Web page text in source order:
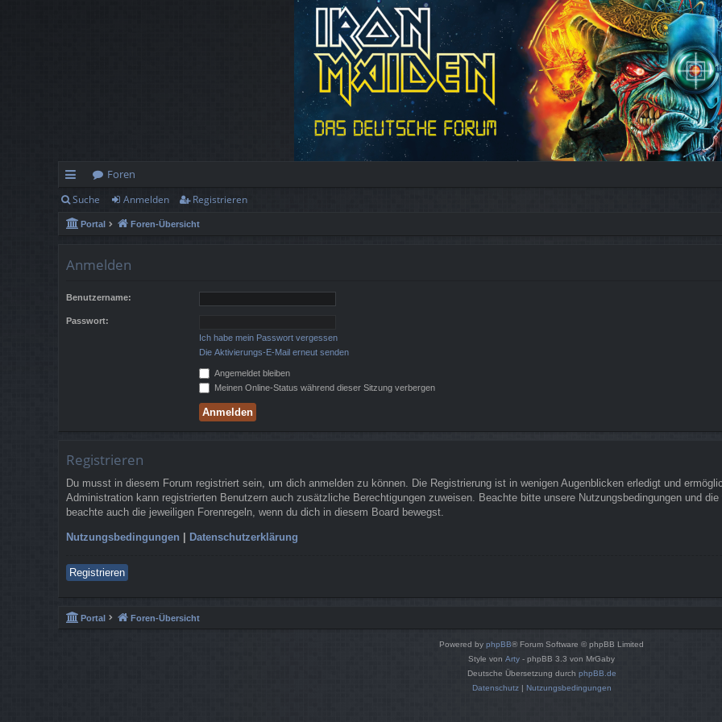
ch
ne
Foren
Suche Anmelden Registrieren
Portal Foren-Übersicht
Anmelden
Benutzername:
Passwort:
Ich habe mein Passwort vergessen
Die Aktivierungs-E-Mail erneut senden
Angemeldet bleiben
Meinen Online-Status während dieser Sitzung verbergen
Registrieren
Du musst in diesem Forum registriert sein, um dich anmelden zu können. Die Registrierung ist in wenigen Augenblicken erledigt und
Administration kann registrierten Benutzern auch zusätzliche Berechtigungen zuweisen. Beachte bitte unsere Nutzungsbedingungen und
beachte auch die jeweiligen Forenregeln, wenn du dich in diesem Board bewegst.
Nutzungsbedingungen | Datenschutzerklärung
Registrieren
Portal Foren-Übersicht
Powered by phpBB® Forum Software © phpBB Limited
Style von Arty - phpBB 3.3 von MrGaby
Deutsche Übersetzung durch phpBB.de
Datenschutz| Nutzungsbedingungen